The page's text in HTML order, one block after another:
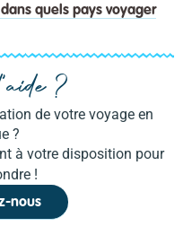
quels pays voyager
?
de votre voyage en
?
à votre disposition pour
!
nous